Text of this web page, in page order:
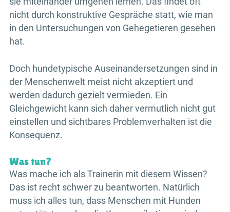
nicht durch konstruktive Gespräche statt, wie man
in den Untersuchungen von Gehegetieren gesehen
hat.
Doch hundetypische Auseinandersetzungen sind in
der Menschenwelt meist nicht akzeptiert und
werden dadurch gezielt vermieden. Ein
Gleichgewicht kann sich daher vermutlich nicht gut
einstellen und sichtbares Problemverhalten ist die
Konsequenz.
Was tun?
Was mache ich als Trainerin mit diesem Wissen?
Das ist recht schwer zu beantworten. Natürlich
muss ich alles tun, dass Menschen mit Hunden